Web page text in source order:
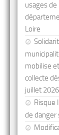
usages de
Loire
mobilise
collecte
juillet 2026
Risque
de danger